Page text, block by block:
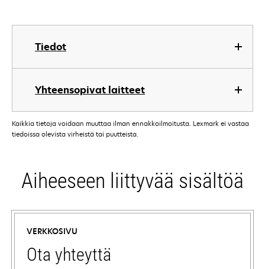
Tiedot
Yhteensopivat laitteet
Kaikkia tietoja voidaan muuttaa ilman ennakkoilmoitusta. Lexmark ei vastaa
tiedoissa olevista virheistä tai puutteista.
Aiheeseen liittyvää sisältöä
VERKKOSIVU
Ota yhteyttä